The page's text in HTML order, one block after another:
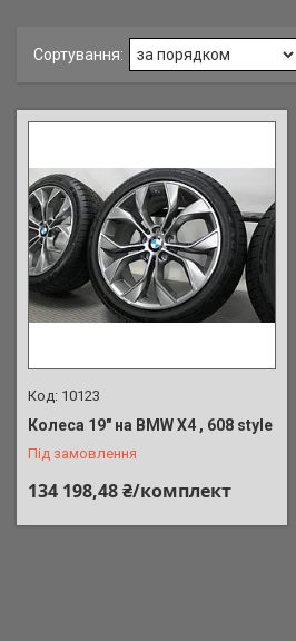
10123
Колеса 19" на BMW X4 , 608 style
Під замовлення
134 198,48 ₴/комплект